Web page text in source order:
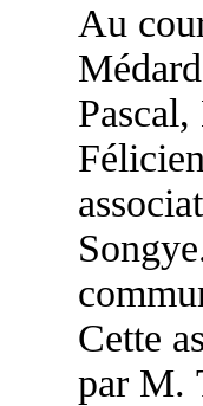
Au
Cette
par M.